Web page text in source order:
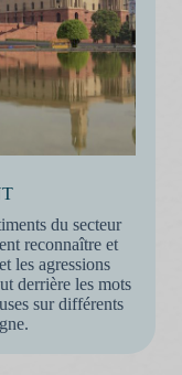
du secteur
reconnaître et
les agressions
derrière les mots
sur différents